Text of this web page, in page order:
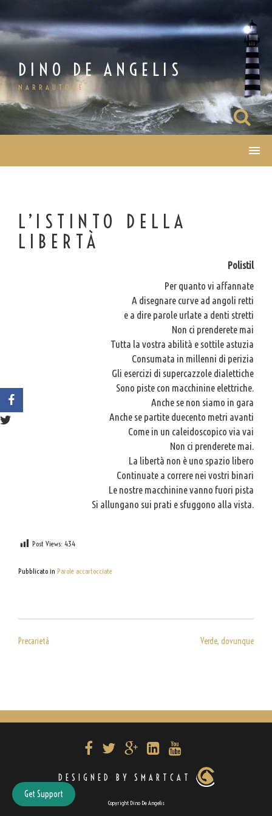
al
contenuto
DINO DE ANGELIS
NARRAUTORE
L’ISTINTO DELLA
LIBERTÀ
Polistil
Per quanto vi affannate
A disegnare curve ad angoli retti
e a dire parole urlate a denti stretti
Non ci prenderete mai
Tutta la vostra abilità e sottile astuzia
Consumata in millenni di perizia
Gli esercizi di supercazzole dialettiche
Sono piste con macchinine elettriche.
Anche se non siamo in gara
Anche se partite duecento metri avanti
Come in un caleidoscopico via vai
Non ci prenderete mai.
La libertà non è uno spazio libero
Continuate a correre nei vostri binari
Le nostre macchinine vanno fuori pista
Si allungano sui prati e sfuggono alla vista.
Post Views: 434
Pubblicato in Parole accartocciate
NAVIGAZIONE
Precarietà Verde, dovunque
DESIGNED BY SMARTCAT
Copyright Dino De Angelis
Get Support